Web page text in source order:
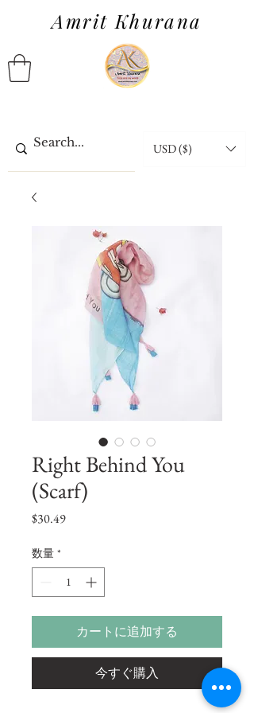
Amrit Khurana
USD ($)
Right Behind You
(Scarf)
$30.49価
数量 *
カートに追加する
今すぐ購入